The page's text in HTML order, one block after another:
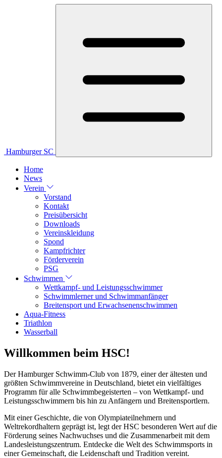
Hamburger SC
Home
News
Verein
Vorstand
Kontakt
Preisübersicht
Downloads
Vereinskleidung
Spond
Kampfrichter
Förderverein
PSG
Schwimmen
Wettkampf- und Leistungsschwimmer
Schwimmlerner und Schwimmanfänger
Breitensport und Erwachsenenschwimmen
Aqua-Fitness
Triathlon
Wasserball
Willkommen beim HSC!
Der Hamburger Schwimm-Club von 1879, einer der ältesten und
größten Schwimmvereine in Deutschland, bietet ein vielfältiges
Programm für alle Schwimmbegeisterten – von Wettkampf- und
Leistungsschwimmern bis hin zu Anfängern und Breitensportlern.
Mit einer Geschichte, die von Olympiateilnehmern und
Weltrekordhaltern geprägt ist, legt der HSC besonderen Wert auf die
Förderung seines Nachwuchses und die Zusammenarbeit mit dem
Landesleistungszentrum. Entdecke die Welt des Schwimmsports in
einer Gemeinschaft, die Leidenschaft und Tradition vereint.